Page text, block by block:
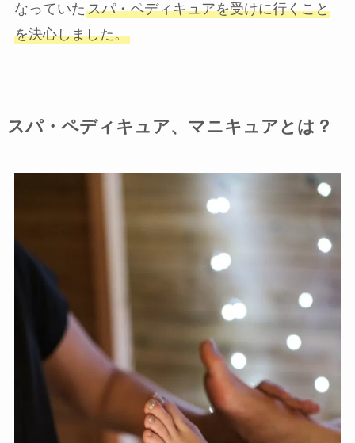
なっていたスパ・ペディキュアを受けに行くこと
を決心しました。
スパ・ペディキュア、マニキュアとは？